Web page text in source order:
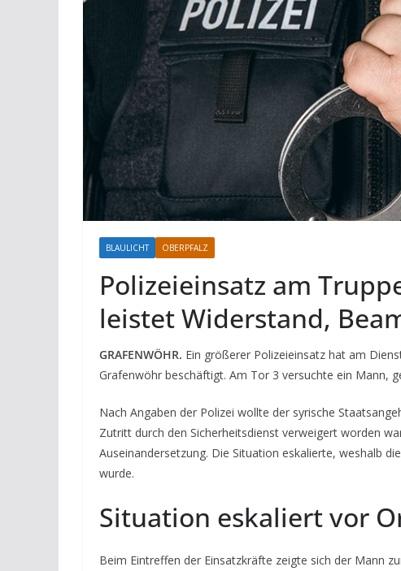
BLAULICHT OBERPFALZ
Polizeieinsatz am
leistet Widerstand,
GRAFENWÖHR. Ein größerer Polizeieinsatz hat am
Grafenwöhr beschäftigt. Am Tor 3 versuchte ein Mann,
Nach Angaben der Polizei wollte der syrische
Zutritt durch den Sicherheitsdienst verweigert worden
Auseinandersetzung. Die Situation eskalierte, weshalb
wurde.
Situation eskaliert vor
Beim Eintreffen der Einsatzkräfte zeigte sich der Mann